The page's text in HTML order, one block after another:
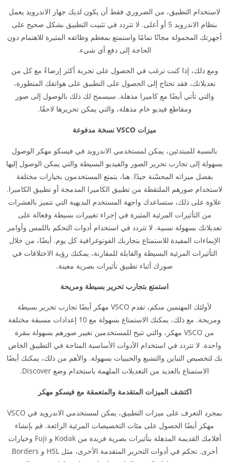
لاستخدام التطبيق، من الضروري فقط أن يكون لديك جهاز الاندرويد يعمل
بنظام الاندرويد 5 أو أعلى. لا تتردد في تثبيت التطبيق بشكل صحيح على
أجهزتك المحمولة مجانًا تمامًا واستمتع بمعظم وظائفه المثيرة للاهتمام دون
الحاجة إلى دفع أي شيء.
ومع ذلك، إذا كنت ترغب في الحصول على تجربة أكثر إرضاءً مع كل من
تعديلاتك، فقد تحتاج إلى الحصول على التطبيق على هواتفك المتطورة،
والتي تأتي أيضًا مع كاميرا مذهلة. سيسمح لك ذلك بالوصول إلى صور
ومقاطع فيديو خام مذهلة، والتي يمكن تحريرها لاحقًا.
ميزات VSCO نسخة مدفوعة
بالنسبة للمبتدئين، يمكن لمستخدمي الاندرويد في فيسكو مهكر الوصول
بسهولة إلى تجارب تحرير الصور والفيديو البسيطة والتي يمكن الوصول إليها
بفضل ميزاته المحسّنة جيدًا. هنا، يتمتع المستخدمون بخيارات مختلفة
لاستخدام صورهم الملتقطة من تطبيق الكاميرا المدمجة أو تطبيق الكاميرا.
علاوة على ذلك، ستساعدك واجهة المستخدم البديهية التي تتميز بالعشرات
من التأثيرات المرئية المثيرة في إجراء تغييرات بسيطة وفعالة على
تعديلاتك بسهولة نسبية. لا تتردد في استخدام أدوات التحكم باللمس وأوامر
الإيماءات المفيدة للاستمتاع بتجاربك الفوتوغرافية كل يوم. أيضًا، من خلال
التأثيرات المرئية البسيطة والقابلة للمقارنة، يمكنك رؤية الاختلافات في
صورك أثناء تطبيق تأثيرات بصرية معينة.
استمتع بتجارب تحرير بسيطة ومريحة
لأولئك المهتمين منكم، تقدم VSCO مهكر أيضًا تجارب تحرير بسيطة
ومريحة. مع ذلك، يمكنك الاستمتاع بسهولة مع 10 إعدادات مسبقة مختلفة
من VSCO مهكر، والتي تتيح للمستخدمين تغيير صورهم بسهولة بنقرة
واحدة. لا تتردد في استخدام الأدوات الأساسية المتاحة في التطبيق الخاص
بك لتخصيص التباين والتشبع والحبيبات بسهولة. والأهم من ذلك، يمكنك أيضًا
الاستمتاع بالعديد من التعديلات الملهمة باستخدام وضع Discover.
اكتشف الميزات المتقدمة والمتعمقة مع فيسكو مهكر
بمجرد التعرف على ميزات التطبيق، يمكن لمستخدمي الاندرويد في VSCO
مهكر أيضًا الحصول على مئات التخصيصات المرئية الرائعة. قم بإنشاء
أفلامك القديمة المذهلة بتأثيرات بصرية فريدة من Kodak و Fuji وخيارات
أخرى. تحكم في أدوات التحرير المتقدمة الأخرى، مثل HSL و Borders